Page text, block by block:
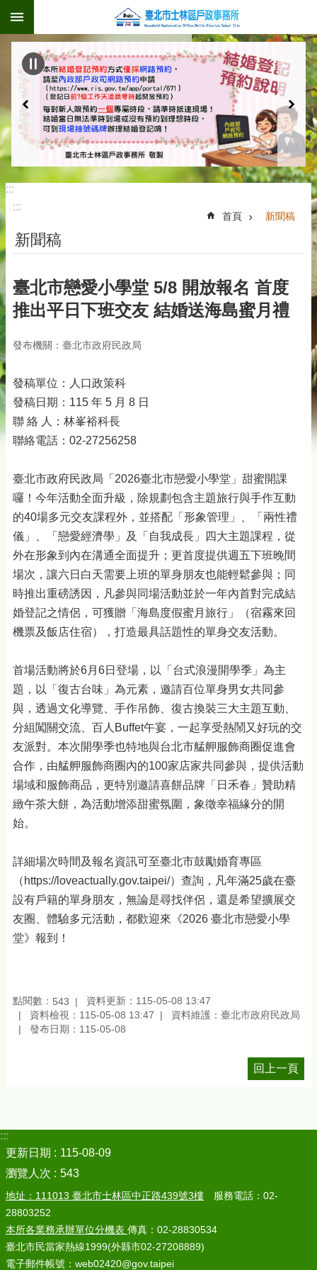
跳到主要內容區塊
:::
:::
首頁 新聞稿
新聞稿
臺北市戀愛小學堂 5/8 開放報名 首度
推出平日下班交友 結婚送海島蜜月禮
發布機關：臺北市政府民政局
發稿單位：人口政策科
發稿日期：115 年 5 月 8 日
聯 絡 人：林峯裕科長
聯絡電話：02-27256258
臺北市政府民政局「2026臺北市戀愛小學堂」甜蜜開課
囉！今年活動全面升級，除規劃包含主題旅行與手作互動
的40場多元交友課程外，並搭配「形象管理」、「兩性禮
儀」、「戀愛經濟學」及「自我成長」四大主題課程，從
外在形象到內在溝通全面提升；更首度提供週五下班晚間
場次，讓六日白天需要上班的單身朋友也能輕鬆參與；同
時推出重磅誘因，凡參與同場活動並於一年內首對完成結
婚登記之情侶，可獲贈「海島度假蜜月旅行」（宿霧來回
機票及飯店住宿），打造最具話題性的單身交友活動。
首場活動將於6月6日登場，以「台式浪漫開學季」為主
題，以「復古台味」為元素，邀請百位單身男女共同參
與，透過文化導覽、手作吊飾、復古換裝三大主題互動、
分組闖關交流、百人Buffet午宴，一起享受熱鬧又好玩的交
友派對。本次開學季也特地與台北市艋舺服飾商圈促進會
合作，由艋舺服飾商圈內的100家店家共同參與，提供活動
場域和服飾商品，更特別邀請喜餅品牌「日禾春」贊助精
緻午茶大餅，為活動增添甜蜜氛圍，象徵幸福緣分的開
始。
詳細場次時間及報名資訊可至臺北市鼓勵婚育專區
（https://loveactually.gov.taipei/）查詢，凡年滿25歲在臺
設有戶籍的單身朋友，無論是尋找伴侶，還是希望擴展交
友圈、體驗多元活動，都歡迎來《2026 臺北市戀愛小學
堂》報到！
點閱數： 543
資料更新：115-05-08 13:47
資料檢視：115-05-08 13:47
資料維護：臺北市政府民政局
發布日期：115-05-08
回上一頁
:::
更新日期
115-08-09
瀏覽人次
543
地址：111013 臺北市士林區中正路439號3樓 服務電話：02-
28803252
本所各業務承辦單位分機表 傳真：02-28830534
臺北市民當家熱線1999(外縣市02-27208889)
電子郵件帳號：web02420@gov.taipei